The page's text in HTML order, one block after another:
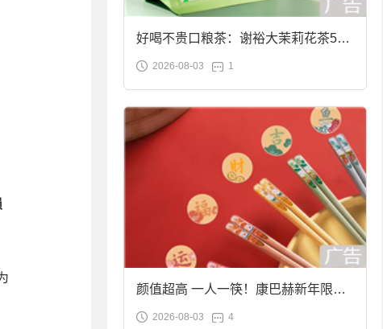
好喝不贵口粮茶：谢裕大茉莉花茶50g
袋装9.9元到手
2026-08-03 1
颜值超高 一人一筷！康巴赫新年限定
合金筷子大促：19.9元
2026-08-03 4